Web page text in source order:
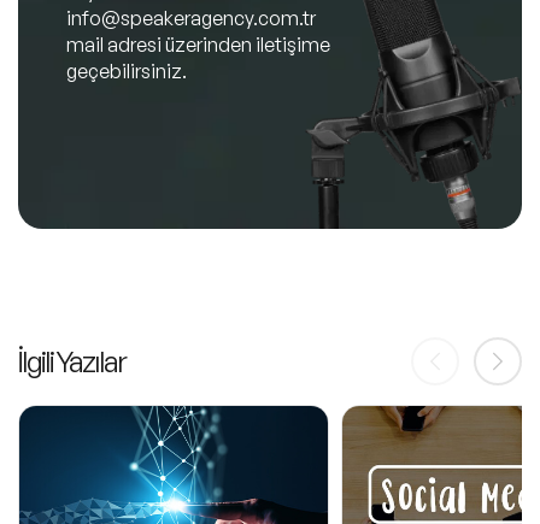
info@speakeragency.com.tr
mail adresi üzerinden iletişime
geçebilirsiniz.
İlgili Yazılar